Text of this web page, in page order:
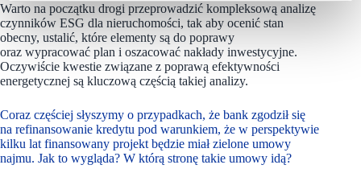
Warto na początku drogi przeprowadzić kompleksową analizę
czynników ESG dla nieruchomości, tak aby ocenić stan
obecny, ustalić, które elementy są do poprawy
oraz wypracować plan i oszacować nakłady inwestycyjne.
Oczywiście kwestie związane z poprawą efektywności
energetycznej są kluczową częścią takiej analizy.
Coraz częściej słyszymy o przypadkach, że bank zgodził się
na refinansowanie kredytu pod warunkiem, że w perspektywie
kilku lat finansowany projekt będzie miał zielone umowy
najmu. Jak to wygląda? W którą stronę takie umowy idą?